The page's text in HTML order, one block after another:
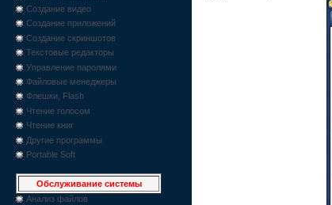
Создание видео
Создание приложений
Создание скриншотов
Текстовые редакторы
Управление паролями
Файловые менеджеры
Флешки, Flash
Чтение голосом
Чтение книг
Другие программы
Portable Soft
Обслуживание системы
Анализ файлов